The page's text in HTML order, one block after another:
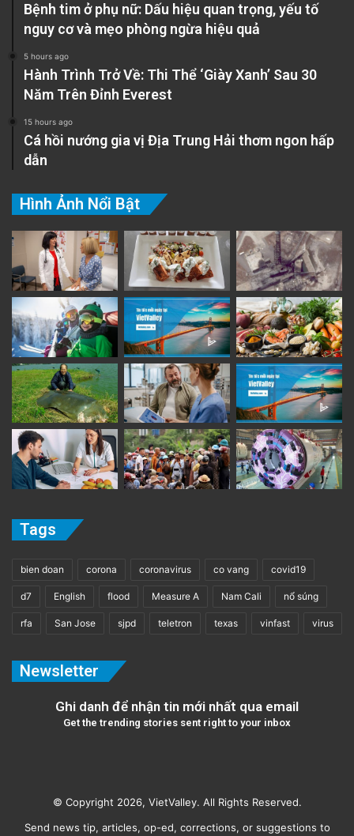
Bệnh tim ở phụ nữ: Dấu hiệu quan trọng, yếu tố
nguy cơ và mẹo phòng ngừa hiệu quả
5 hours ago
Hành Trình Trở Về: Thi Thể ‘Giày Xanh’ Sau 30
Năm Trên Đỉnh Everest
15 hours ago
Cá hồi nướng gia vị Địa Trung Hải thơm ngon hấp
dẫn
Hình Ảnh Nổi Bật
Tags
bien doan corona coronavirus co vang covid19
d7 English flood Measure A Nam Cali nổ súng
rfa San Jose sjpd teletron texas vinfast virus
Newsletter
Ghi danh để nhận tin mới nhất qua email
Get the trending stories sent right to your inbox
© Copyright 2026, VietValley. All Rights Reserved.
Send news tip, articles, op-ed, corrections, or suggestions to